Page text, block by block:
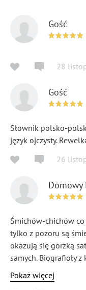
Gość
28
Gość
Słownik polsko-
język ojczysty.
26
Domowy
Śmichów-chichów
tylko z pozoru są
okazują się gorzką
samych. Biografioły
konceptami,
słowem. Jestem pod
Pokaż więcej